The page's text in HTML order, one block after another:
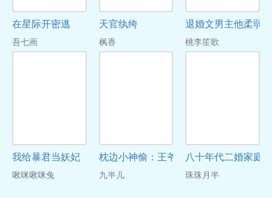
在星际开密逃
吾七画
天官纨绔
枫香
退婚文男主他柔弱
桃李笙歌
我给暴君当妖妃
啾咪啾咪兔
枕边小神偷：王爷,请你慢一点
九半儿
八十年代二婚家庭
珠珠月半